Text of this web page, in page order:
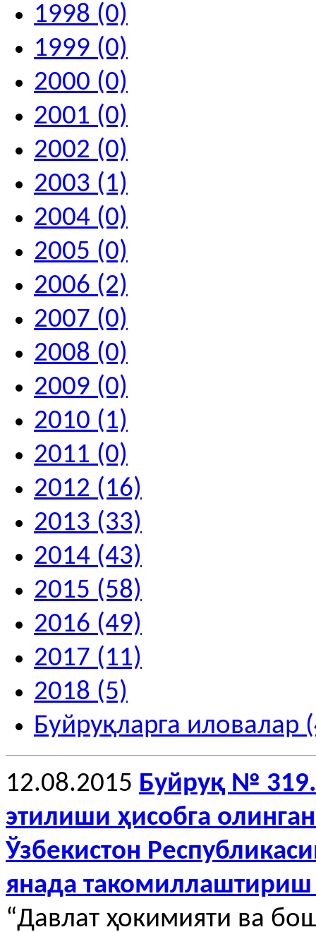
1998 (0)
1999 (0)
2000 (0)
2001 (0)
2002 (0)
2003 (1)
2004 (0)
2005 (0)
2006 (2)
2007 (0)
2008 (0)
2009 (0)
2010 (1)
2011 (0)
2012 (16)
2013 (33)
2014 (43)
2015 (58)
2016 (49)
2017 (11)
2018 (5)
Буйруқларга иловалар
12.08.2015 Буйруқ №
этилиши ҳисобга
Ўзбекистон
янада такомиллаштириш
“Давлат ҳокимияти ва